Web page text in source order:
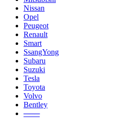
Nissan
Opel
Peugeot
Renault
Smart
SsangYong
Subaru
Suzuki
Tesla
Toyota
Volvo
Bentley
───